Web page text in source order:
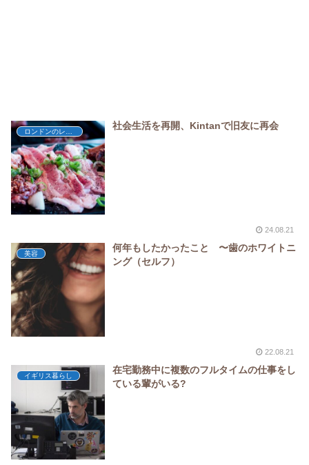
社会生活を再開、Kintanで旧友に再会
24.08.21
美容
何年もしたかったこと 〜歯のホワイトニ
ング（セルフ）
22.08.21
イギリス暮らし
在宅勤務中に複数のフルタイムの仕事をし
ている輩がいる?